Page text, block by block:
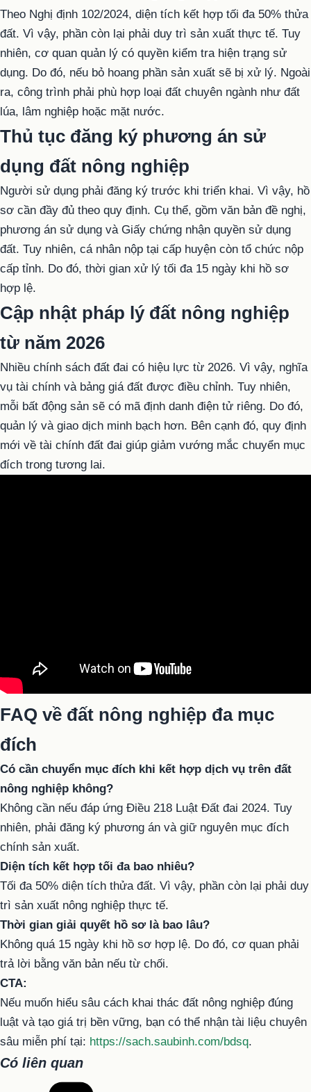
Theo Nghị định 102/2024, diện tích kết hợp tối đa 50% thửa
đất. Vì vậy, phần còn lại phải duy trì sản xuất thực tế. Tuy
nhiên, cơ quan quản lý có quyền kiểm tra hiện trạng sử
dụng. Do đó, nếu bỏ hoang phần sản xuất sẽ bị xử lý. Ngoài
ra, công trình phải phù hợp loại đất chuyên ngành như đất
lúa, lâm nghiệp hoặc mặt nước.
Thủ tục đăng ký phương án sử
dụng đất nông nghiệp
Người sử dụng phải đăng ký trước khi triển khai. Vì vậy, hồ
sơ cần đầy đủ theo quy định. Cụ thể, gồm văn bản đề nghị,
phương án sử dụng và Giấy chứng nhận quyền sử dụng
đất. Tuy nhiên, cá nhân nộp tại cấp huyện còn tổ chức nộp
cấp tỉnh. Do đó, thời gian xử lý tối đa 15 ngày khi hồ sơ
hợp lệ.
Cập nhật pháp lý đất nông nghiệp
từ năm 2026
Nhiều chính sách đất đai có hiệu lực từ 2026. Vì vậy, nghĩa
vụ tài chính và bảng giá đất được điều chỉnh. Tuy nhiên,
mỗi bất động sản sẽ có mã định danh điện tử riêng. Do đó,
quản lý và giao dịch minh bạch hơn. Bên cạnh đó, quy định
mới về tài chính đất đai giúp giảm vướng mắc chuyển mục
đích trong tương lai.
FAQ về đất nông nghiệp đa mục
đích
Có cần chuyển mục đích khi kết hợp dịch vụ trên đất
nông nghiệp không?
Không cần nếu đáp ứng Điều 218 Luật Đất đai 2024. Tuy
nhiên, phải đăng ký phương án và giữ nguyên mục đích
chính sản xuất.
Diện tích kết hợp tối đa bao nhiêu?
Tối đa 50% diện tích thửa đất. Vì vậy, phần còn lại phải duy
trì sản xuất nông nghiệp thực tế.
Thời gian giải quyết hồ sơ là bao lâu?
Không quá 15 ngày khi hồ sơ hợp lệ. Do đó, cơ quan phải
trả lời bằng văn bản nếu từ chối.
CTA:
Nếu muốn hiểu sâu cách khai thác đất nông nghiệp đúng
luật và tạo giá trị bền vững, bạn có thể nhận tài liệu chuyên
sâu miễn phí tại: https://sach.saubinh.com/bdsq.
Có liên quan